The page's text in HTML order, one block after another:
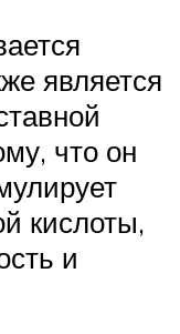
является
что он
кислоты,
и